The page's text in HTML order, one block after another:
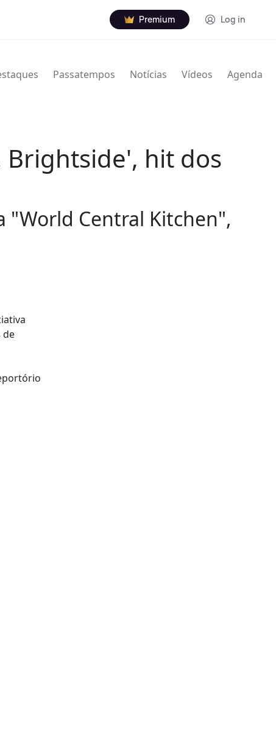
Premium Log in
Passatempos Notícias Vídeos Agenda
Brightside', hit dos
"World Central Kitchen",
de